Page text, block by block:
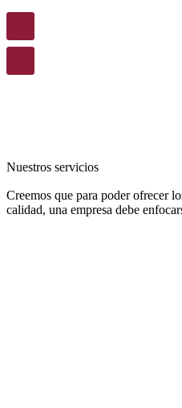
Nuestros servicios
Creemos que para poder ofrecer
calidad, una empresa debe